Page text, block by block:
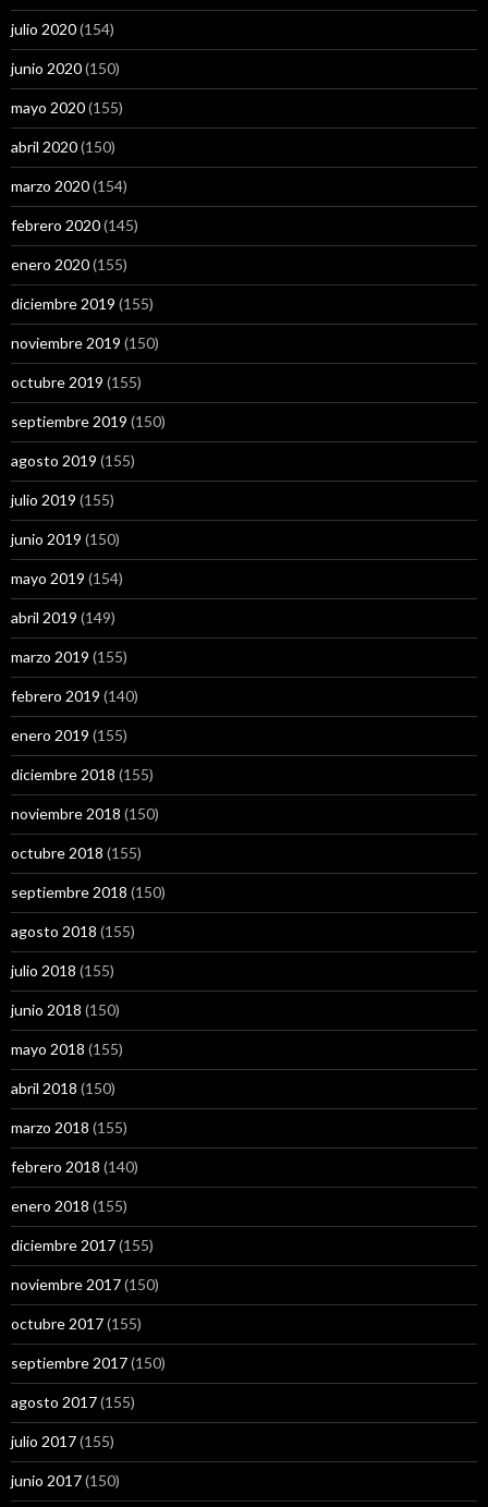
julio 2020(154)
junio 2020(150)
mayo 2020(155)
abril 2020(150)
marzo 2020(154)
febrero 2020(145)
enero 2020(155)
diciembre 2019 (155)
noviembre 2019 (150)
octubre 2019 (155)
septiembre 2019 (150)
agosto 2019 (155)
julio 2019 (155)
junio 2019 (150)
mayo 2019 (154)
abril 2019 (149)
marzo 2019 (155)
febrero 2019 (140)
enero 2019 (155)
diciembre 2018 (155)
noviembre 2018 (150)
octubre 2018 (155)
septiembre 2018 (150)
agosto 2018 (155)
julio 2018 (155)
junio 2018 (150)
mayo 2018 (155)
abril 2018 (150)
marzo 2018 (155)
febrero 2018 (140)
enero 2018 (155)
diciembre 2017(155)
noviembre 2017(150)
octubre 2017(155)
septiembre 2017(150)
agosto 2017(155)
julio 2017(155)
junio 2017(150)